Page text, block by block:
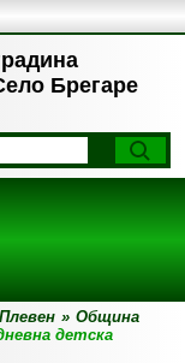
Брегаре
» Община
детска